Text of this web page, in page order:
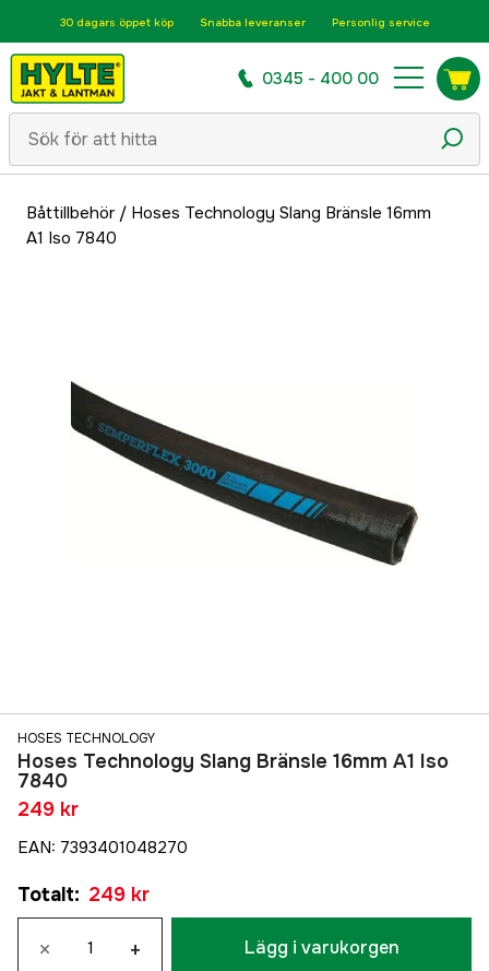
30 dagars öppet köp Snabba leveranser Personlig service
0345 - 400 00
Båttillbehör/ Hoses Technology Slang Bränsle 16mm
A1 Iso 7840
HOSES TECHNOLOGY
Hoses Technology Slang Bränsle 16mm A1 Iso
7840
249 kr
EAN: 7393401048270
Totalt: 249 kr
× + Lägg i varukorgen